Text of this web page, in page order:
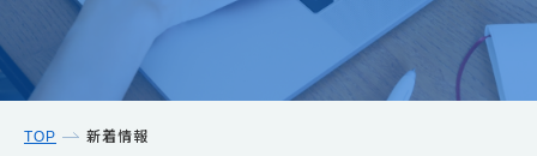
TOP 新着情報